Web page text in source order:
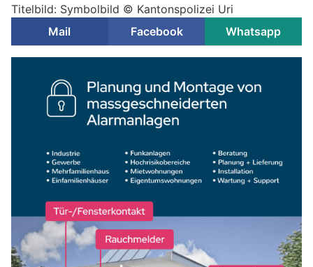
Titelbild: Symbolbild © Kantonspolizei Uri
Mail
Facebook Whatsapp